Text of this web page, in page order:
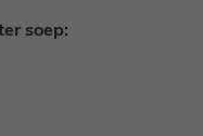
soep: